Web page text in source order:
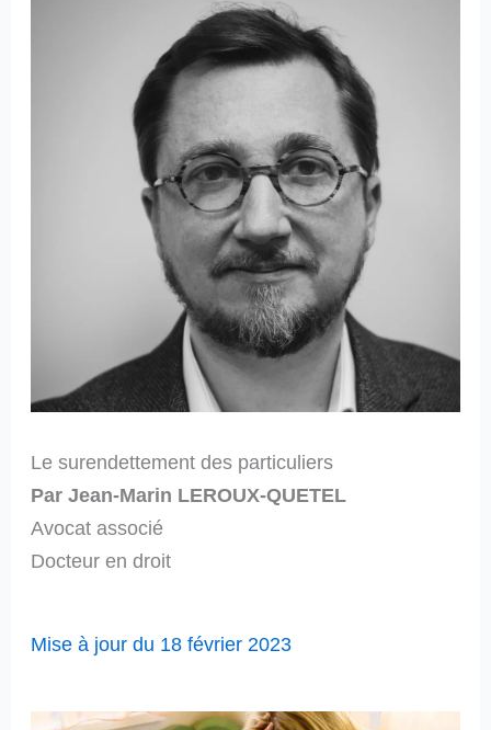
Le surendettement des particuliers
Par Jean-Marin LEROUX-QUETEL
Avocat associé
Docteur en droit
Mise à jour du 18 février 2023